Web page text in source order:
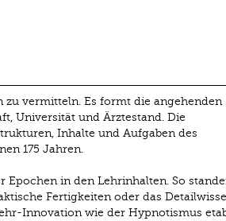
vermitteln. Es formt die angehenden
Universität und Ärztestand. Die
Inhalte und Aufgaben des
175 Jahren.
in den Lehrinhalten. So
Fertigkeiten oder das
Innovation wie der Hypnotismus